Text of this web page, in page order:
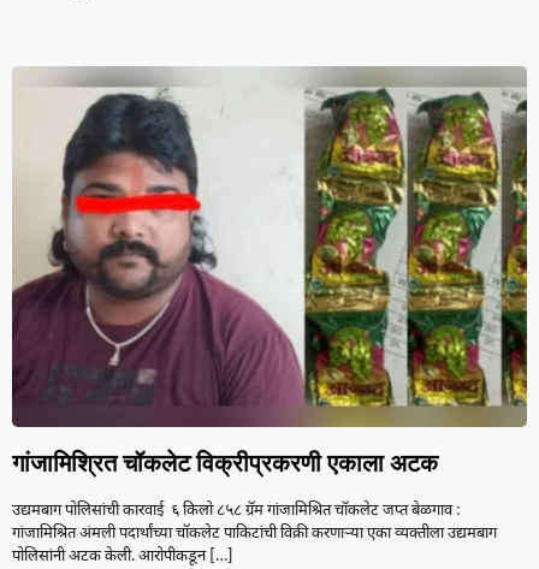
गांजामिश्रित चॉकलेट विक्रीप्रकरणी एकाला अटक
उद्यमबाग पोलिसांची कारवाई ६ किलो ८५८ ग्रॅम गांजामिश्रित चॉकलेट जप्त बेळगाव :
गांजामिश्रित अंमली पदार्थांच्या चॉकलेट पाकिटांची विक्री करणाऱ्या एका व्यक्तीला उद्यमबाग
पोलिसांनी अटक केली. आरोपीकडून[…]